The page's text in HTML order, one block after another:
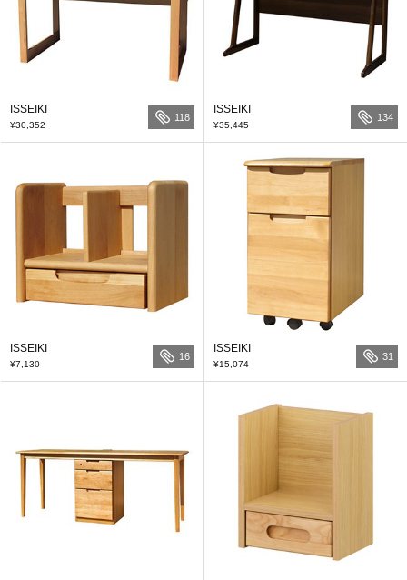
ISSEIKI
¥30,352
118
ISSEIKI
¥35,445
134
ISSEIKI
¥7,130
16
ISSEIKI
¥15,074
31